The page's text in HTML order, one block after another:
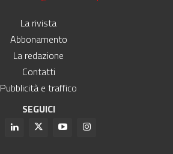
La rivista
Abbonamento
La redazione
Contatti
Pubblicità e traffico
SEGUICI